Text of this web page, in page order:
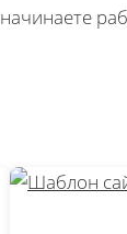
начинаете